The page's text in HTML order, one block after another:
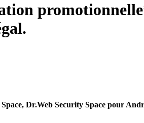
Dr.Web Security Space pour